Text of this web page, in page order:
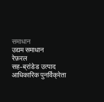
समाधान
उद्यम समाधान
रेफ़रल
सह-ब्रांडेड उत्पाद
आधिकारिक पुनर्विक्रेता